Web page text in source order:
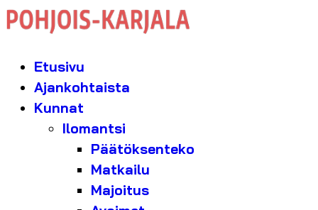
Etusivu
Ajankohtaista
Kunnat
Ilomantsi
Päätöksenteko
Matkailu
Majoitus